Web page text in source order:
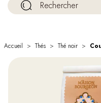
Accueil Thés Thé noir